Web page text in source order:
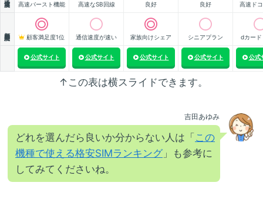
高速バースト機能 高速なSB回線 良好 良好 高速ド
顧客満足度1位 通信速度が速い 家族向けシェア シニアプラン dカード
公式サイト 公式サイト 公式サイト 公式サイト 公式
↑この表は横スライドできます。
吉田あゆみ
どれを選んだら良いか分からない人は「 この
機種で使える格安SIMランキング 」も参考に
してみてくださいね。